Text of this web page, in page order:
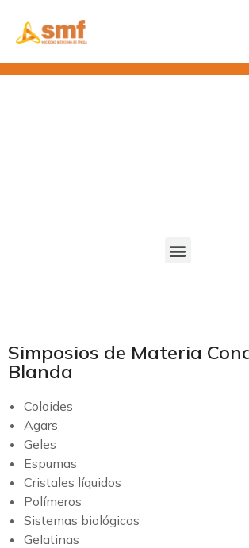
Simposios de Materia
Blanda
Coloides
Agars
Geles
Espumas
Cristales líquidos
Polímeros
Sistemas biológicos
Gelatinas